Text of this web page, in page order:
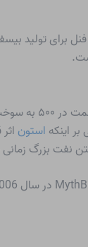
را در
اینکه استون
نفت بزرگ